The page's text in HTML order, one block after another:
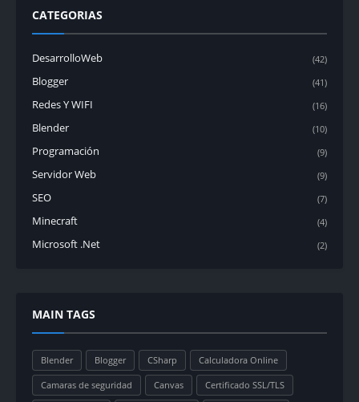
CATEGORIAS
DesarrolloWeb (42)
Blogger (41)
Redes Y WIFI (16)
Blender (10)
Programación (9)
Servidor Web (9)
SEO (7)
Minecraft (4)
Microsoft .Net (2)
MAIN TAGS
Blender Blogger CSharp Calculadora Online
Camaras de seguridad Canvas Certificado SSL/TLS